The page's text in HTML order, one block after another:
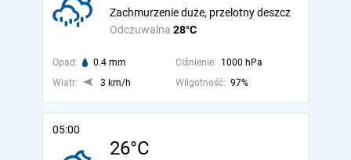
Odczuwalna 28°C
Zachmurzenie duże, przelotny deszcz
Opad: 0.4 mm Ciśnienie: 1000 hPa
Wiatr:
3 km/h Wilgotność: 97%
05:00
26°C